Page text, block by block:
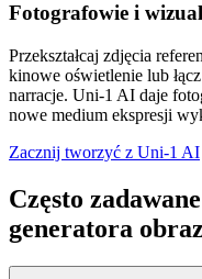
Fotografowie i
Przekształcaj zdjęcia
kinowe oświetlenie lub
narracje. Uni-1 AI daje
nowe medium ekspresji
Zacznij tworzyć z Uni-1 AI
Często
generatora